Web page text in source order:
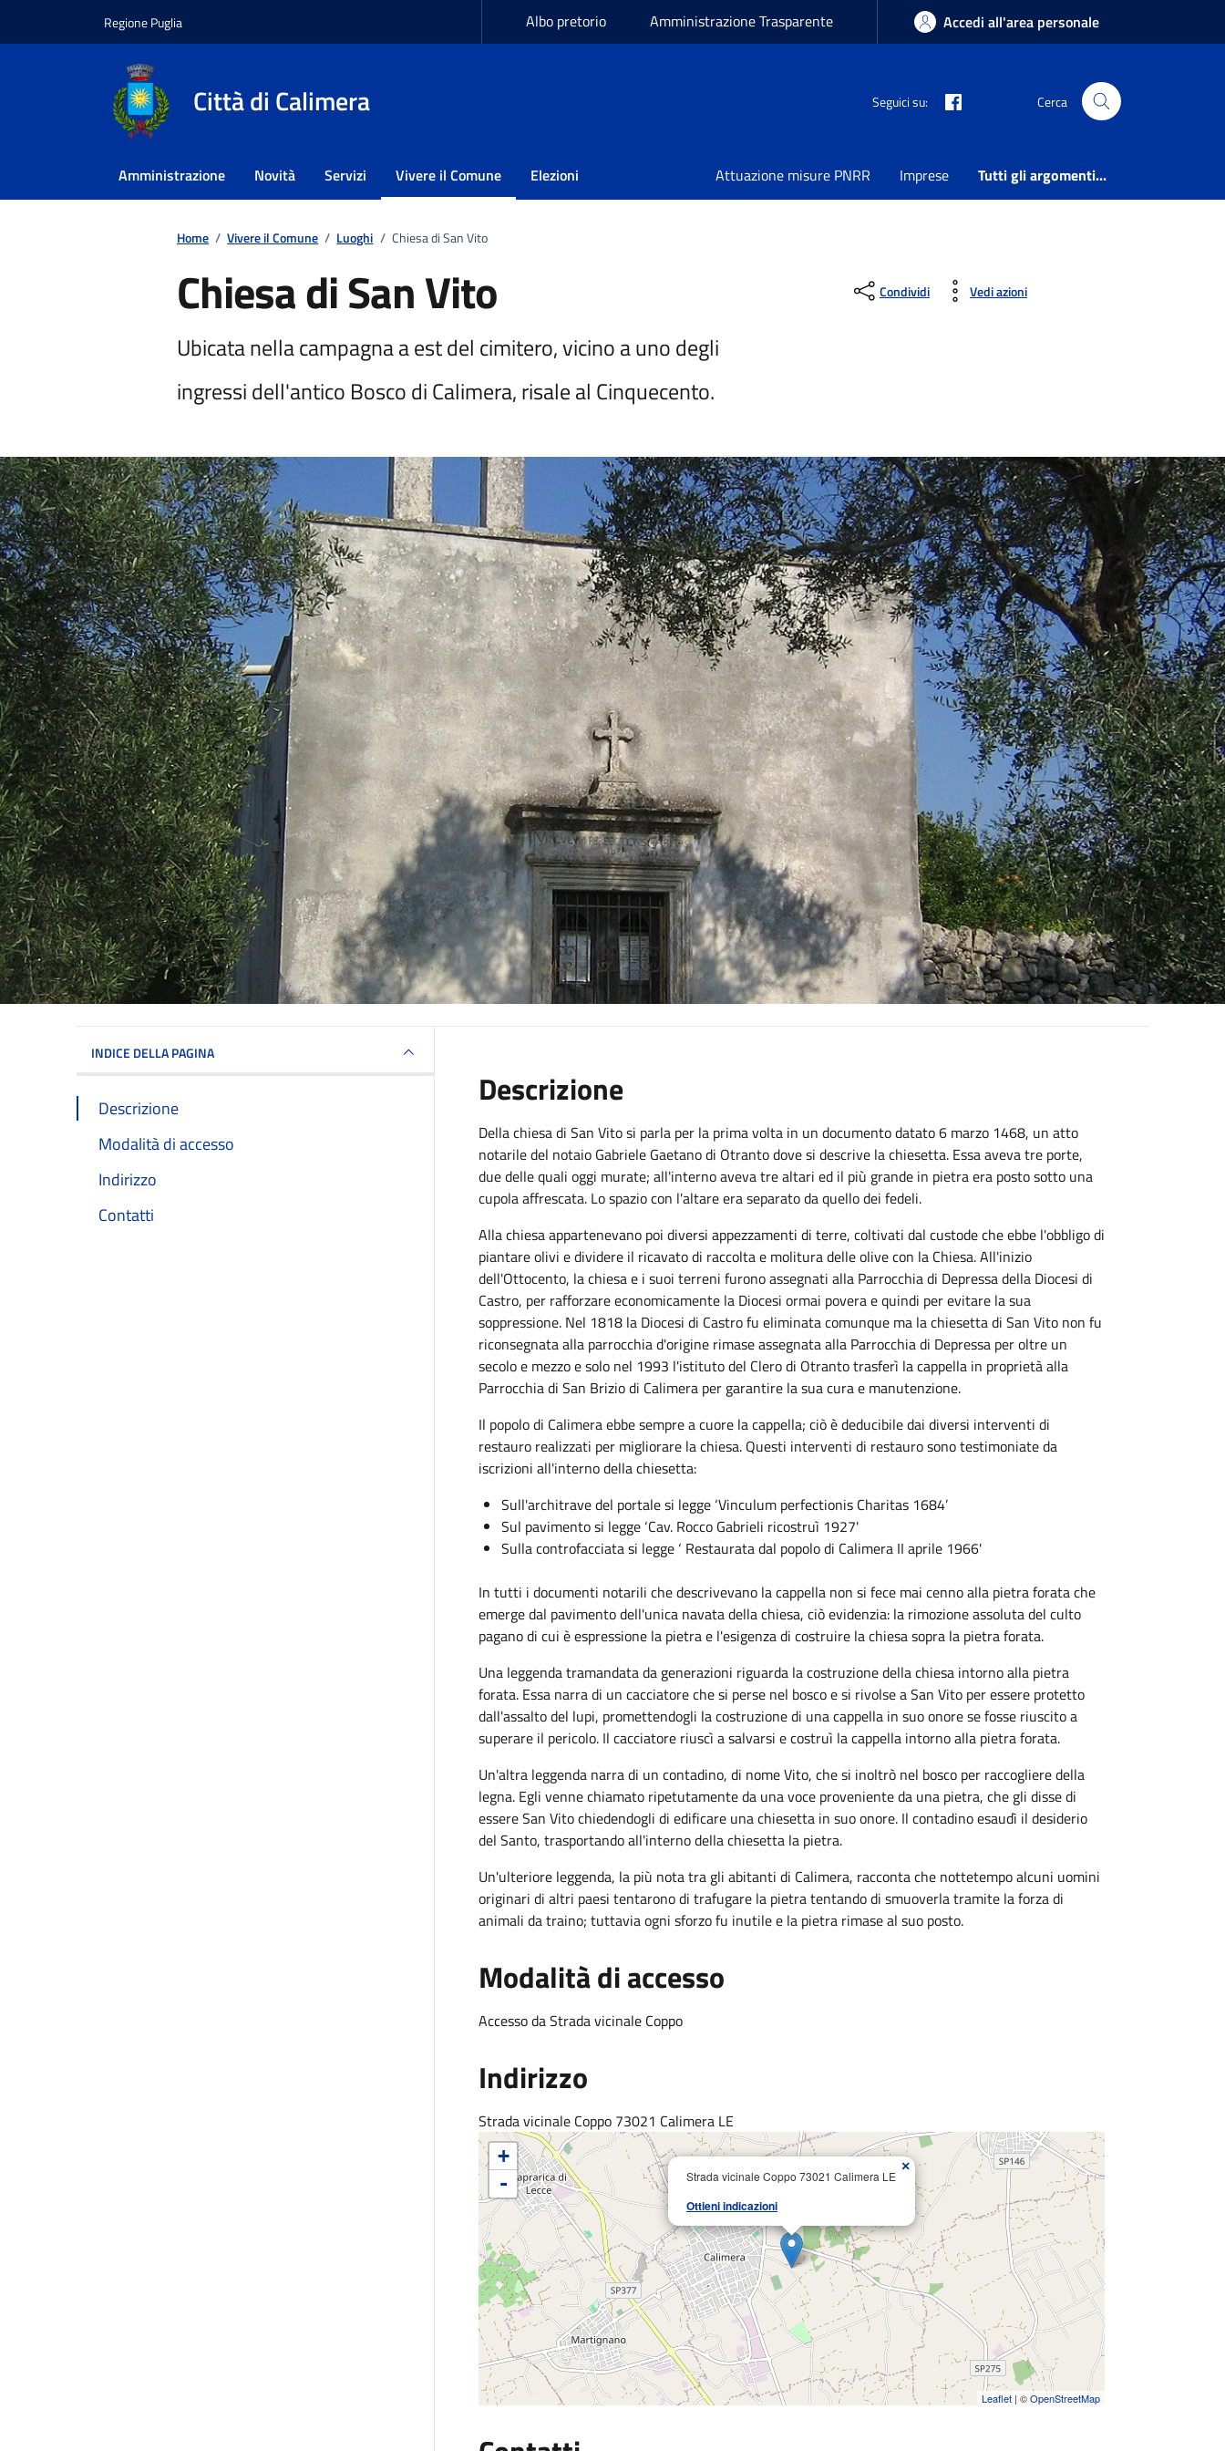
Regione Puglia Albo pretorio Amministrazione Trasparente Accedi all'area personale
Città di Calimera Seguici su: Cerca
Amministrazione Novità Servizi Vivere il Comune Elezioni Attuazione misure PNRR Imprese Tutti gli argomenti...
Home / Vivere il Comune / Luoghi / Chiesa di San Vito
Chiesa di San Vito
Ubicata nella campagna a est del cimitero, vicino a uno degli
ingressi dell'antico Bosco di Calimera, risale al Cinquecento.
Condividi Vedi azioni
INDICE DELLA PAGINA
Descrizione
Modalità di accesso
Indirizzo
Contatti
Descrizione
Della chiesa di San Vito si parla per la prima volta in un documento datato 6 marzo 1468, un atto
notarile del notaio Gabriele Gaetano di Otranto dove si descrive la chiesetta. Essa aveva tre porte,
due delle quali oggi murate; all'interno aveva tre altari ed il più grande in pietra era posto sotto una
cupola affrescata. Lo spazio con l'altare era separato da quello dei fedeli.
Alla chiesa appartenevano poi diversi appezzamenti di terre, coltivati dal custode che ebbe l'obbligo di
piantare olivi e dividere il ricavato di raccolta e molitura delle olive con la Chiesa. All'inizio
dell'Ottocento, la chiesa e i suoi terreni furono assegnati alla Parrocchia di Depressa della Diocesi di
Castro, per rafforzare economicamente la Diocesi ormai povera e quindi per evitare la sua
soppressione. Nel 1818 la Diocesi di Castro fu eliminata comunque ma la chiesetta di San Vito non fu
riconsegnata alla parrocchia d'origine rimase assegnata alla Parrocchia di Depressa per oltre un
secolo e mezzo e solo nel 1993 l'istituto del Clero di Otranto trasferì la cappella in proprietà alla
Parrocchia di San Brizio di Calimera per garantire la sua cura e manutenzione.
Il popolo di Calimera ebbe sempre a cuore la cappella; ciò è deducibile dai diversi interventi di
restauro realizzati per migliorare la chiesa. Questi interventi di restauro sono testimoniate da
iscrizioni all'interno della chiesetta:
Sull'architrave del portale si legge ‘Vinculum perfectionis Charitas 1684’
Sul pavimento si legge ‘Cav. Rocco Gabrieli ricostruì 1927'
Sulla controfacciata si legge ‘ Restaurata dal popolo di Calimera II aprile 1966'
In tutti i documenti notarili che descrivevano la cappella non si fece mai cenno alla pietra forata che
emerge dal pavimento dell'unica navata della chiesa, ciò evidenzia: la rimozione assoluta del culto
pagano di cui è espressione la pietra e l'esigenza di costruire la chiesa sopra la pietra forata.
Una leggenda tramandata da generazioni riguarda la costruzione della chiesa intorno alla pietra
forata. Essa narra di un cacciatore che si perse nel bosco e si rivolse a San Vito per essere protetto
dall'assalto del lupi, promettendogli la costruzione di una cappella in suo onore se fosse riuscito a
superare il pericolo. Il cacciatore riuscì a salvarsi e costruì la cappella intorno alla pietra forata.
Un'altra leggenda narra di un contadino, di nome Vito, che si inoltrò nel bosco per raccogliere della
legna. Egli venne chiamato ripetutamente da una voce proveniente da una pietra, che gli disse di
essere San Vito chiedendogli di edificare una chiesetta in suo onore. Il contadino esaudì il desiderio
del Santo, trasportando all'interno della chiesetta la pietra.
Un'ulteriore leggenda, la più nota tra gli abitanti di Calimera, racconta che nottetempo alcuni uomini
originari di altri paesi tentarono di trafugare la pietra tentando di smuoverla tramite la forza di
animali da traino; tuttavia ogni sforzo fu inutile e la pietra rimase al suo posto.
Modalità di accesso
Accesso da Strada vicinale Coppo
Indirizzo
Strada vicinale Coppo 73021 Calimera LE
×
Strada vicinale Coppo 73021 Calimera LE
Ottieni indicazioni
+
-
Leaflet | ©OpenStreetMap